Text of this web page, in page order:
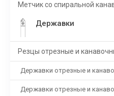
Метчик со спиральной
Державки
Резцы отрезные и
Державки отрезные и
Державки отрезные и